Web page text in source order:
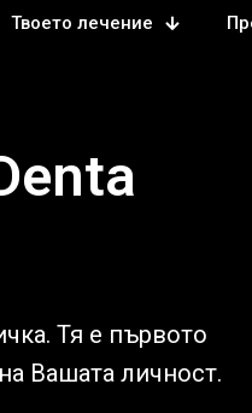
Твоето лечение
Тя е първото
Вашата личност.